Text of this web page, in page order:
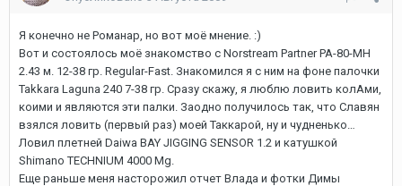
Я конечно не Романар, но вот моё мнение. :)
Вот и состоялось моё знакомство с Norstream Partner PA-80-MH
2.43 м. 12-38 гр. Regular-Fast. Знакомился я с ним на фоне палочки
Takkara Laguna 240 7-38 гр. Сразу скажу, я люблю ловить колАми,
коими и являются эти палки. Заодно получилось так, что Славян
взялся ловить (первый раз) моей Таккарой, ну и чудненько…
Ловил плетней Daiwa BAY JIGGING SENSOR 1.2 и катушкой
Shimano TECHNIUM 4000 Mg.
Еще раньше меня насторожил отчет Влада и фотки Димы